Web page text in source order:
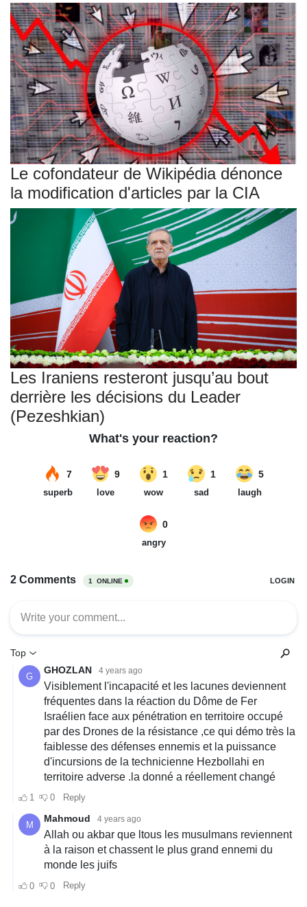
Le cofondateur de Wikipédia dénonce
la modification d'articles par la CIA
Les Iraniens resteront jusqu’au bout
derrière les décisions du Leader
(Pezeshkian)